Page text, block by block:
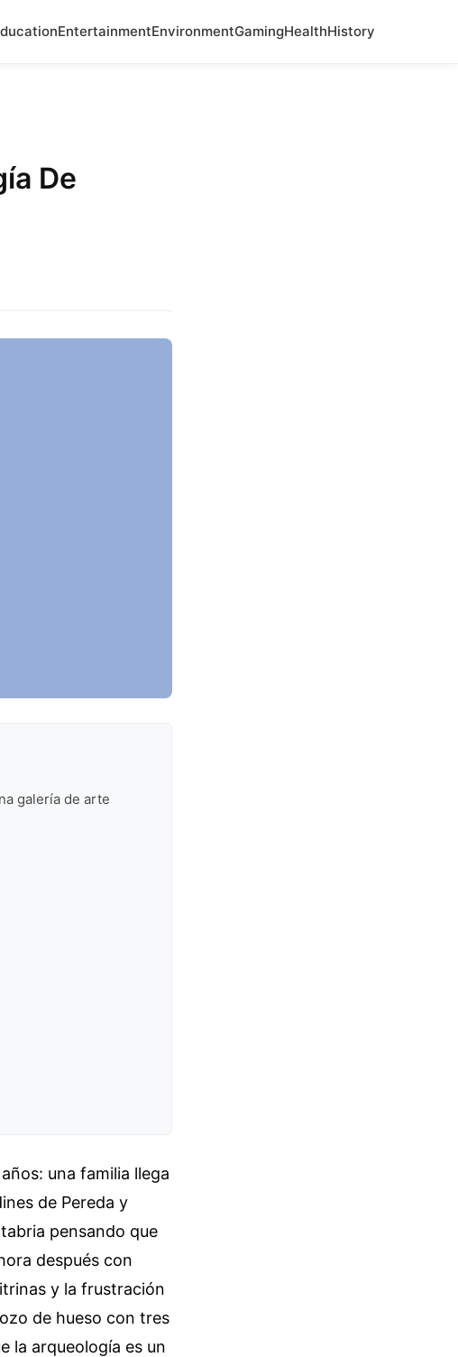
EntertainmentEnvironmentGamingHealthHistory
De
galería de arte
una familia llega
de Pereda y
pensando que
después con
y la frustración
de hueso con tres
la arqueología es un